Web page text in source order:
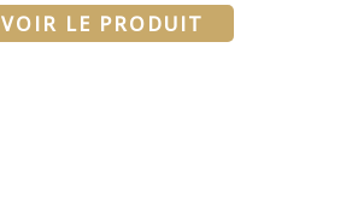
VOIR LE PRODUIT